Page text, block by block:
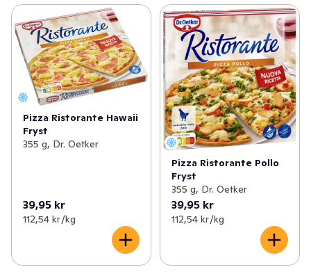
Pizza Ristorante Hawaii
Fryst
355 g, Dr. Oetker
39,95 kr
112,54 kr /kg
Pizza Ristorante Pollo
Fryst
355 g, Dr. Oetker
39,95 kr
112,54 kr /kg